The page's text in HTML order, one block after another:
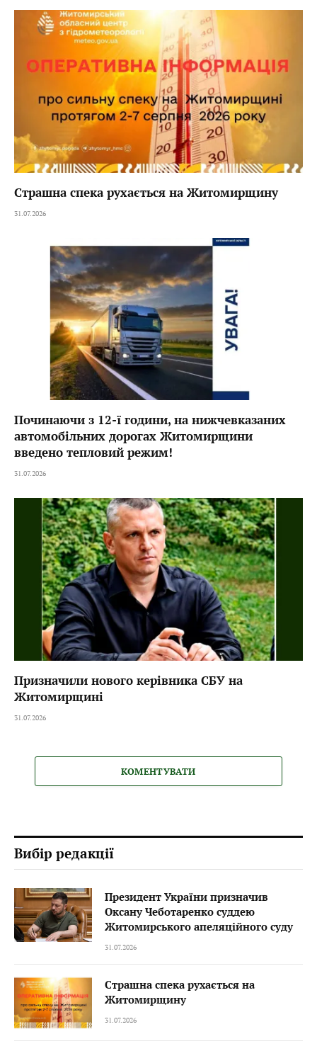
Страшна спека рухається на Житомирщину
31.07.2026
Починаючи з 12-ї години, на нижчевказаних
автомобільних дорогах Житомирщини
введено тепловий режим!
31.07.2026
Призначили нового керівника СБУ на
Житомирщині
31.07.2026
КОМЕНТУВАТИ
Вибір редакції
Президент України призначив
Оксану Чеботаренко суддею
Житомирського апеляційного суду
31.07.2026
Страшна спека рухається на
Житомирщину
31.07.2026